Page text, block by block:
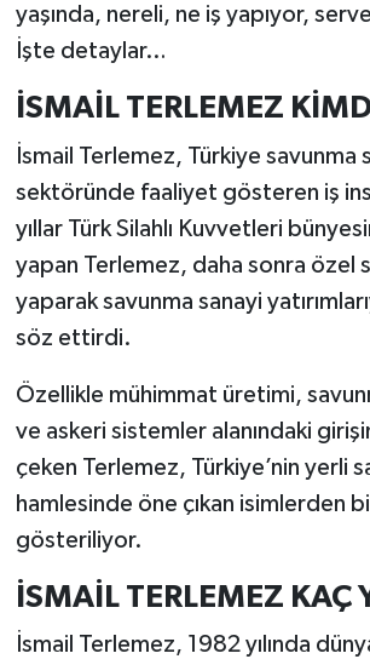
yaşında, nereli, ne iş yapıyor,
İşte detaylar…
İSMAİL TERLEMEZ
İsmail Terlemez, Türkiye savunma
sektöründe faaliyet gösteren iş
yıllar Türk Silahlı Kuvvetleri
yapan Terlemez, daha sonra özel
yaparak savunma sanayi
söz ettirdi.
Özellikle mühimmat üretimi,
ve askeri sistemler alanındaki
çeken Terlemez, Türkiye’nin yerli
hamlesinde öne çıkan isimlerden
gösteriliyor.
İSMAİL TERLEMEZ KAÇ
İsmail Terlemez, 1982 yılında